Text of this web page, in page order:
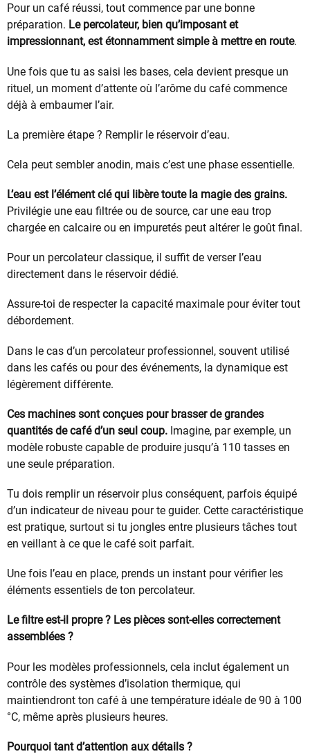
Pour un café réussi, tout commence par une bonne
préparation. Le percolateur, bien qu’imposant et
impressionnant, est étonnamment simple à mettre en route.
Une fois que tu as saisi les bases, cela devient presque un
rituel, un moment d’attente où l’arôme du café commence
déjà à embaumer l’air.
La première étape ? Remplir le réservoir d’eau.
Cela peut sembler anodin, mais c’est une phase essentielle.
L’eau est l’élément clé qui libère toute la magie des grains.
Privilégie une eau filtrée ou de source, car une eau trop
chargée en calcaire ou en impuretés peut altérer le goût final.
Pour un percolateur classique, il suffit de verser l’eau
directement dans le réservoir dédié.
Assure-toi de respecter la capacité maximale pour éviter tout
débordement.
Dans le cas d’un percolateur professionnel, souvent utilisé
dans les cafés ou pour des événements, la dynamique est
légèrement différente.
Ces machines sont conçues pour brasser de grandes
quantités de café d’un seul coup. Imagine, par exemple, un
modèle robuste capable de produire jusqu’à 110 tasses en
une seule préparation.
Tu dois remplir un réservoir plus conséquent, parfois équipé
d’un indicateur de niveau pour te guider. Cette caractéristique
est pratique, surtout si tu jongles entre plusieurs tâches tout
en veillant à ce que le café soit parfait.
Une fois l’eau en place, prends un instant pour vérifier les
éléments essentiels de ton percolateur.
Le filtre est-il propre ? Les pièces sont-elles correctement
assemblées ?
Pour les modèles professionnels, cela inclut également un
contrôle des systèmes d’isolation thermique, qui
maintiendront ton café à une température idéale de 90 à 100
°C, même après plusieurs heures.
Pourquoi tant d’attention aux détails ?